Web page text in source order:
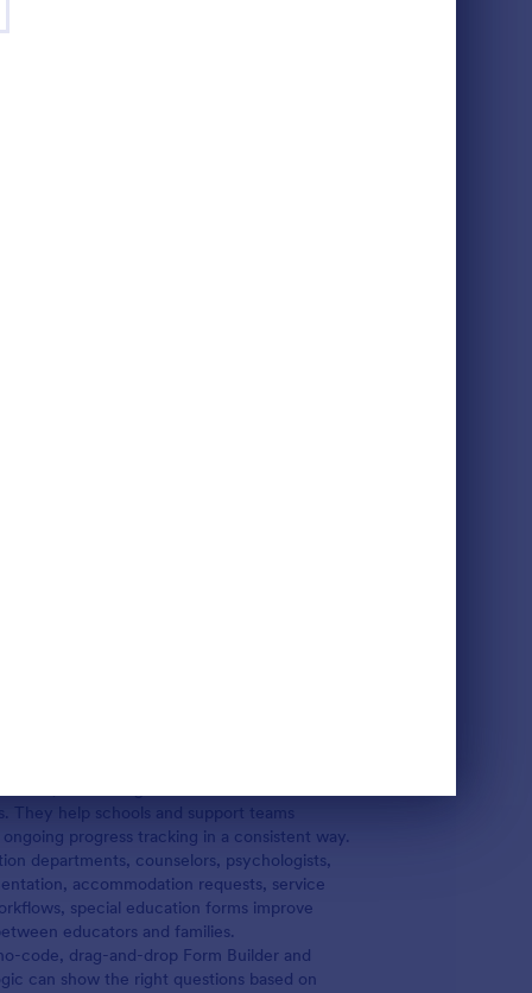
They help schools and support teams
progress tracking in a consistent way.
departments, counselors, psychologists,
accommodation requests, service
special education forms improve
educators and families.
code, drag-and-drop Form Builder and
can show the right questions based on